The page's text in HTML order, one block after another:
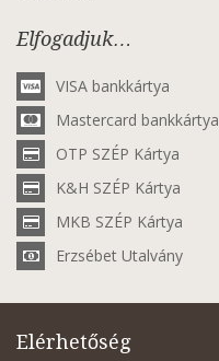
Elfogadjuk…
VISA bankkártya
Mastercard bankkártya
OTP SZÉP Kártya
K&H SZÉP Kártya
MKB SZÉP Kártya
Erzsébet Utalvány
Elérhetőség